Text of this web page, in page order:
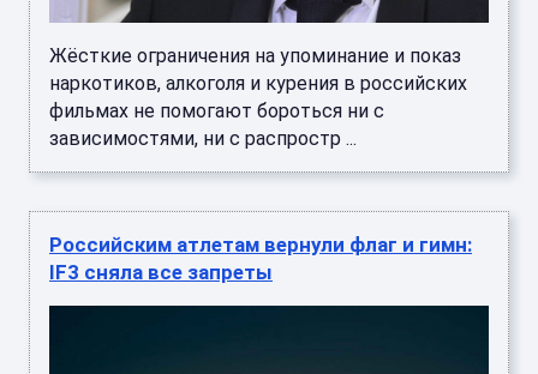
Жёсткие ограничения на упоминание и показ
наркотиков, алкоголя и курения в российских
фильмах не помогают бороться ни с
зависимостями, ни с распростр ...
Российским атлетам вернули флаг и гимн:
IF3 сняла все запреты